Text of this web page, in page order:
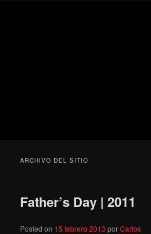
ARCHIVO DEL SITIO
Father’s Day | 2011
Posted on 15 febrero 2013 porCarlos